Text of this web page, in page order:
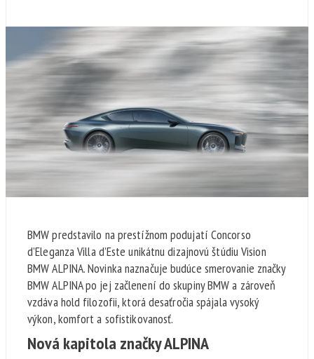
BMW predstavilo na prestížnom podujatí Concorso
d’Eleganza Villa d’Este unikátnu dizajnovú štúdiu Vision
BMW ALPINA. Novinka naznačuje budúce smerovanie značky
BMW ALPINA po jej začlenení do skupiny BMW a zároveň
vzdáva hold filozofii, ktorá desaťročia spájala vysoký
výkon, komfort a sofistikovanosť.
Nová kapitola značky ALPINA